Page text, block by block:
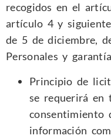
recogidos en el
artículo 4 y
de 5 de diciembre,
Personales y
Principio de
se requerirá en
consentimiento
información